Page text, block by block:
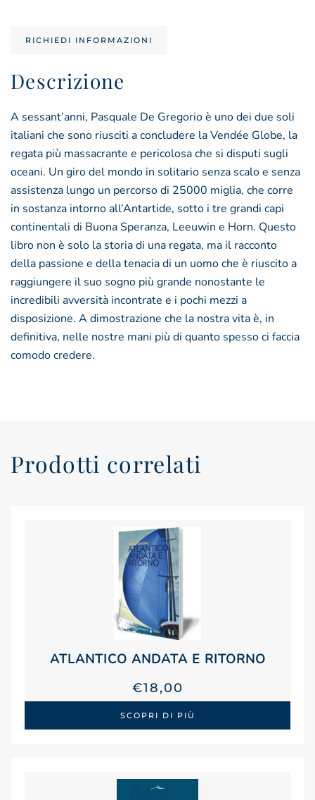
RICHIEDI INFORMAZIONI
Descrizione
A sessant’anni, Pasquale De Gregorio è uno dei due soli
italiani che sono riusciti a concludere la Vendée Globe, la
regata più massacrante e pericolosa che si disputi sugli
oceani. Un giro del mondo in solitario senza scalo e senza
assistenza lungo un percorso di 25000 miglia, che corre
in sostanza intorno all’Antartide, sotto i tre grandi capi
continentali di Buona Speranza, Leeuwin e Horn. Questo
libro non è solo la storia di una regata, ma il racconto
della passione e della tenacia di un uomo che è riuscito a
raggiungere il suo sogno più grande nonostante le
incredibili avversità incontrate e i pochi mezzi a
disposizione. A dimostrazione che la nostra vita è, in
definitiva, nelle nostre mani più di quanto spesso ci faccia
comodo credere.
Prodotti correlati
ATLANTICO ANDATA E RITORNO
€18,00
SCOPRI DI PIÙ